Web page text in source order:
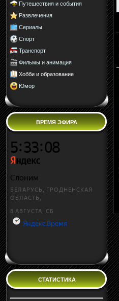
Путешествия и события
Развлечения
Сериалы
Спорт
Транспорт
Фильмы и анимация
Хобби и образование
Юмор
ВРЕМЯ ЭФИРА
СТАТИСТИКА